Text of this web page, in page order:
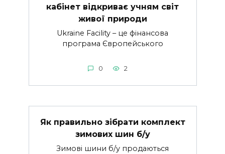
кабінет відкриває учням світ
живої природи
Ukraine Facility – це фінансова
програма Європейського
0 2
Як правильно зібрати комплект
зимових шин б/у
Зимові шини б/у продаються